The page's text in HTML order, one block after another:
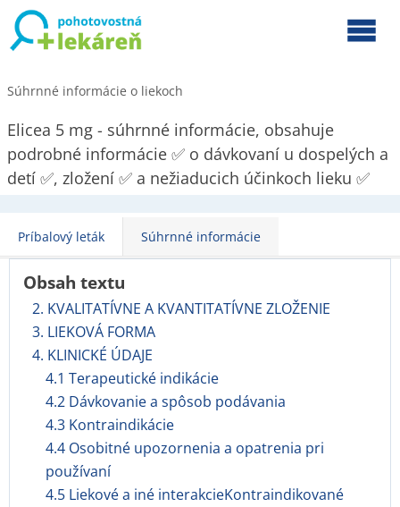
Súhrnné informácie o liekoch
Elicea 5 mg - súhrnné informácie, obsahuje
podrobné informácie ✅ o dávkovaní u dospelých a
detí ✅, zložení ✅ a nežiaducich účinkoch lieku ✅
Príbalový leták Súhrnné informácie
Obsah textu
2. KVALITATÍVNE A KVANTITATÍVNE ZLOŽENIE
3. LIEKOVÁ FORMA
4. KLINICKÉ ÚDAJE
4.1 Terapeutické indikácie
4.2 Dávkovanie a spôsob podávania
4.3 Kontraindikácie
4.4 Osobitné upozornenia a opatrenia pri
používaní
4.5 Liekové a iné interakcieKontraindikované